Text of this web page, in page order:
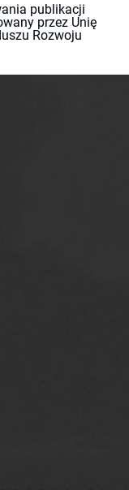
publikacji
przez Unię
Rozwoju